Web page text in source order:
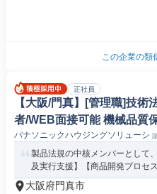
この企業の類
正社員
【大阪/門真】[管理職]技術
者/WEB面接可能 機械品質
パナソニックハウジングソリューシ
製品法規の中核メンバーとして
及実行支援】【商品開発プロセ
大阪府門真市